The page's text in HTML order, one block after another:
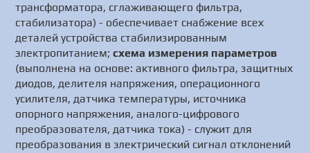
трансформатора, сглаживающего фильтра,
стабилизатора) - обеспечивает снабжение всех
деталей устройства стабилизированным
электропитанием;схема измерения параметров
(выполнена на основе: активного фильтра, защитных
диодов, делителя напряжения, операционного
усилителя, датчика температуры, источника
опорного напряжения, аналого-цифрового
преобразователя, датчика тока) - служит для
преобразования в электрический сигнал отклонений